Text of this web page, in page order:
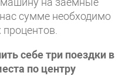
сумме необходимо
себе три поездки в
по центру